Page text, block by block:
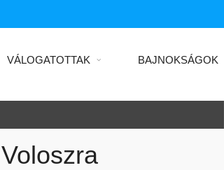
VÁLOGATOTTAK BAJNOKSÁGOK